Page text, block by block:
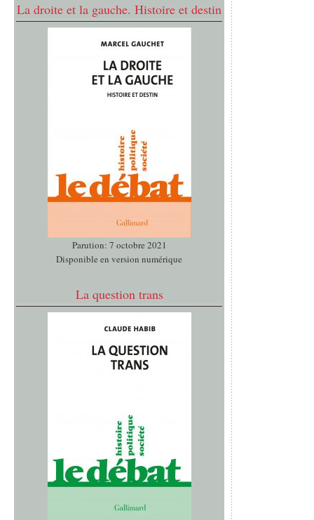
La droite et la gauche. Histoire et destin
Parution: 7 octobre 2021
Disponible en version numérique
La question trans